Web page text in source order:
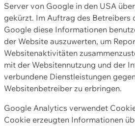
Server von Google in den USA
gekürzt. Im Auftrag des Betreibers
Google diese Informationen
der Website auszuwerten, um
Websitenaktivitäten
mit der Websitennutzung und der
verbundene Dienstleistungen
Websitenbetreiber zu erbringen.
Google Analytics verwendet
Cookie erzeugten Informationen